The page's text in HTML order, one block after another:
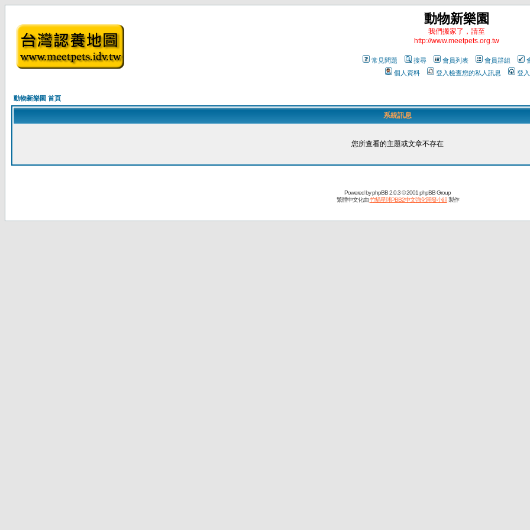
動物新樂園
我們搬家了，請至
http://www.meetpets.org.tw
常見問題 搜尋 會員列表 會員群組
個人資料
登入檢查您的私人訊息 登入
動物新樂園 首頁
系統訊息
您所查看的主題或文章不存在
Powered byphpBB2.0.3 © 2001 phpBB Group
繁體中文化由竹貓星球PBB2中文強化開發小組製作